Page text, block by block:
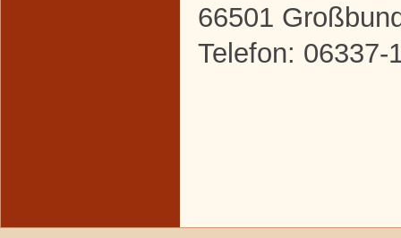
66501
Telefon: 06337-